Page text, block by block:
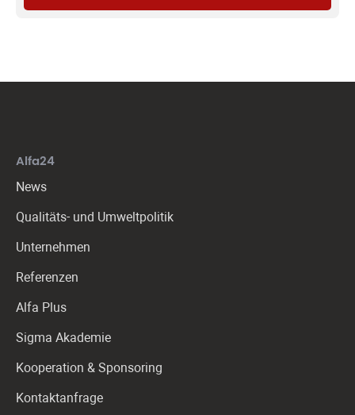
Alfa24
News
Qualitäts- und Umweltpolitik
Unternehmen
Referenzen
Alfa Plus
Sigma Akademie
Kooperation & Sponsoring
Kontaktanfrage